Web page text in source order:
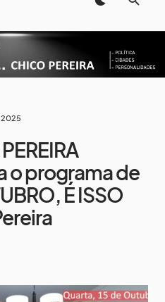
2025
o programa de
É ISSO